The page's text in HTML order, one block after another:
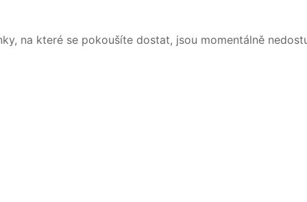
na které se pokoušíte dostat, jsou momentálně